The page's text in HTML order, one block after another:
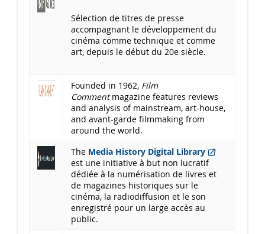
Sélection de titres de presse
accompagnant le développement du
cinéma comme technique et comme
art, depuis le début du 20e siècle.
Founded in 1962, Film
Commentmagazine features reviews
and analysis of mainstream, art-house,
and avant-garde filmmaking from
around the world.
The Media History Digital Library
est une initiative à but non lucratif
dédiée à la numérisation de livres et
de magazines historiques sur le
cinéma, la radiodiffusion et le son
enregistré pour un large accès au
public.